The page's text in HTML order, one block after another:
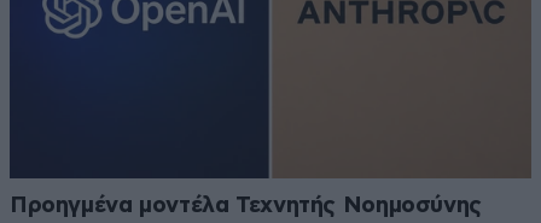
Προηγμένα μοντέλα Τεχνητής Νοημοσύνης